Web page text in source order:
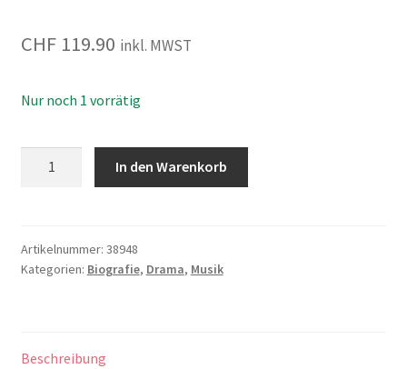
CHF119.90 inkl. MWST
Nur noch 1 vorrätig
In den Warenkorb
Artikelnummer: 38948
Kategorien: Biografie, Drama, Musik
Beschreibung